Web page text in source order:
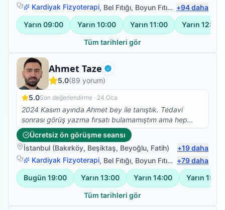
Kardiyak Fizyoterapi, Bel Fıtığı, Boyun Fıtığı ,Omuz Bağ
+94daha
Yarın 09:00 Yarın 10:00 Yarın 11:00 Yarın 12:00
Tüm tarihleri gör
Ahmet Taze Doğrulanmış
Fizyoterapist
5.0(89 yorum)
5.0Son değerlendirme · 24 Oca
2024 Kasım ayında Ahmet bey ile tanıştık. Tedavi
sonrası görüş yazma fırsatı bulamamıştım ama hep
aklımdaydı. Gecikme için özür dilerim :))) 83 yaşında
orta seviyede alzheimer hastalığı olan kayınvalidemin
kolları bir tabağı dahi kaldıramayacak kadar güçsüz
durumdaydı ve özellikle sağ omzunda yoğun ağrıları
vardı. Kollarını hiçbir şekilde yukarı kaldıramıyordu.
Daha önce gittiğimiz doktorlar kaslarında yırtıklar
olduğunu söylemişti. Farklı sıkıntılar da olduğu ve yaşı
sebebiyle ameliyat olmasının uygun olmadığını, kollarını
Ücretsiz ön görüşme seansı
İstanbul (Bakırköy, Beşiktaş, Beyoğlu, Fatih) +19daha
Kardiyak Fizyoterapi, Bel Fıtığı, Boyun Fıtığı Omuz Bağ
+79daha
Bugün 19:00 Yarın 13:00 Yarın 14:00 Yarın 15:00
Tüm tarihleri gör